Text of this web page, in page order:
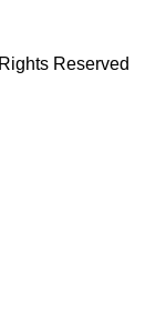
Reserved